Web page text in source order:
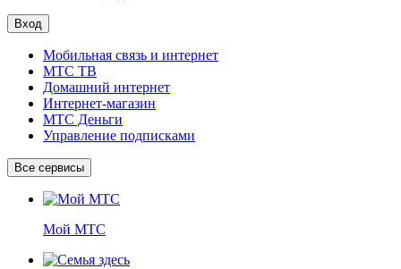
Вход
Мобильная связь и интернет
МТС ТВ
Домашний интернет
Интернет-магазин
МТС Деньги
Управление подписками
Все сервисы
Мой МТС